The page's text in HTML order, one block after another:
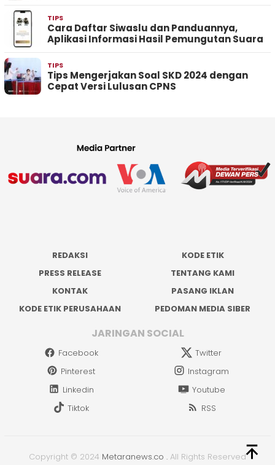
TIPS
Cara Daftar Siwaslu dan Panduannya,
Aplikasi Informasi Hasil Pemungutan Suara
TIPS
Tips Mengerjakan Soal SKD 2024 dengan
Cepat Versi Lulusan CPNS
REDAKSI
KODE ETIK
PRESS RELEASE
TENTANG KAMI
KONTAK
PASANG IKLAN
KODE ETIK PERUSAHAAN
PEDOMAN MEDIA SIBER
JARINGAN SOCIAL
Facebook
Twitter
Pinterest
Instagram
Linkedin
Youtube
Tiktok
RSS
Copyright © 2024 Metaranews.co . All Rights Reserved